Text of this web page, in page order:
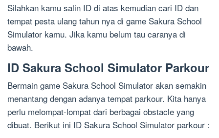
Silahkan kamu salin ID di atas kemudian cari ID dan
tempat pesta ulang tahun nya di game Sakura School
Simulator kamu. Jika kamu belum tau caranya di
bawah.
ID Sakura School Simulator Parkour
Bermain game Sakura School Simulator akan semakin
menantang dengan adanya tempat parkour. Kita hanya
perlu melompat-lompat dari berbagai obstacle yang
dibuat. Berikut ini ID Sakura School Simulator parkour :